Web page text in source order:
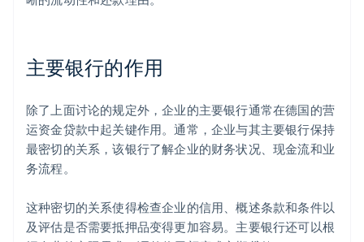
主要银行的作用
除了上面讨论的规定外，企业的主要银行通常在德国的营
运资金贷款中起关键作用。通常，企业与其主要银行保持
最密切的关系，该银行了解企业的财务状况、现金流和业
务流程。
这种密切的关系使得检查企业的信用、概述条款和条件以
及评估是否需要抵押品变得更加容易。主要银行还可以根